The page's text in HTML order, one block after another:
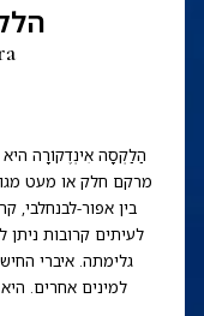
הַלַקְסָה אִינְדֶקוֹרָה
מרקם חלק או מעט
בין אפור-לבנחלבי,
לעיתים קרובות ניתן
גלימתה. איברי
למינים אחרים.